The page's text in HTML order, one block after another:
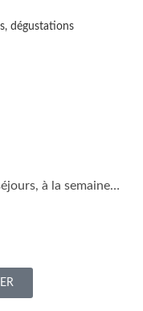
dégustations
à la semaine…